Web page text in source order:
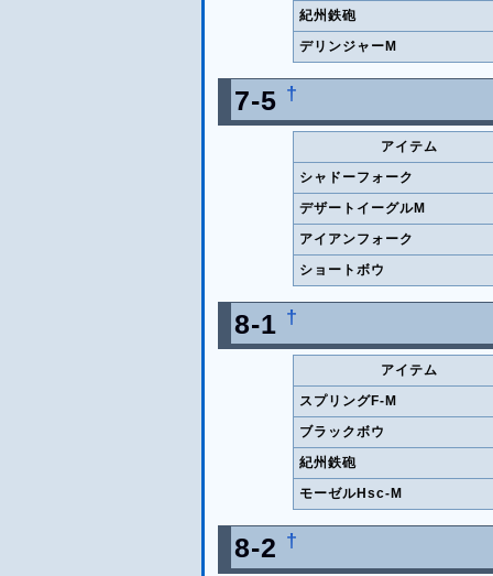
紀州鉄砲
デリンジャーM
7-5 †
アイテム
シャドーフォーク
デザートイーグルM
アイアンフォーク
ショートボウ
8-1 †
アイテム
スプリングF-M
ブラックボウ
紀州鉄砲
モーゼルHsc-M
8-2 †